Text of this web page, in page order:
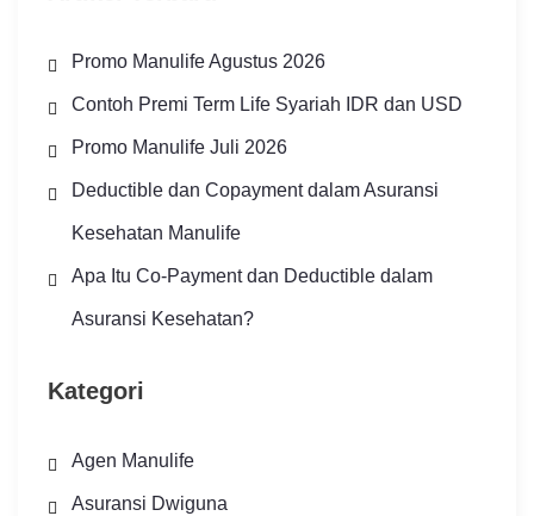
Promo Manulife Agustus 2026
Contoh Premi Term Life Syariah IDR dan USD
Promo Manulife Juli 2026
Deductible dan Copayment dalam Asuransi
Kesehatan Manulife
Apa Itu Co-Payment dan Deductible dalam
Asuransi Kesehatan?
Kategori
Agen Manulife
Asuransi Dwiguna